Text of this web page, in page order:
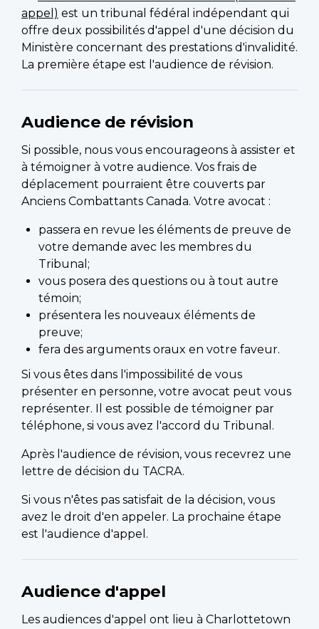
appel) est un tribunal fédéral indépendant qui
offre deux possibilités d'appel d'une décision du
Ministère concernant des prestations d'invalidité.
La première étape est l'audience de révision.
Audience de révision
Si possible, nous vous encourageons à assister et
à témoigner à votre audience. Vos frais de
déplacement pourraient être couverts par
Anciens Combattants Canada. Votre avocat :
passera en revue les éléments de preuve de
votre demande avec les membres du
Tribunal;
vous posera des questions ou à tout autre
témoin;
présentera les nouveaux éléments de
preuve;
fera des arguments oraux en votre faveur.
Si vous êtes dans l'impossibilité de vous
présenter en personne, votre avocat peut vous
représenter. Il est possible de témoigner par
téléphone, si vous avez l'accord du Tribunal.
Après l'audience de révision, vous recevrez une
lettre de décision du TACRA.
Si vous n'êtes pas satisfait de la décision, vous
avez le droit d'en appeler. La prochaine étape
est l'audience d'appel.
Audience d'appel
Les audiences d'appel ont lieu à Charlottetown